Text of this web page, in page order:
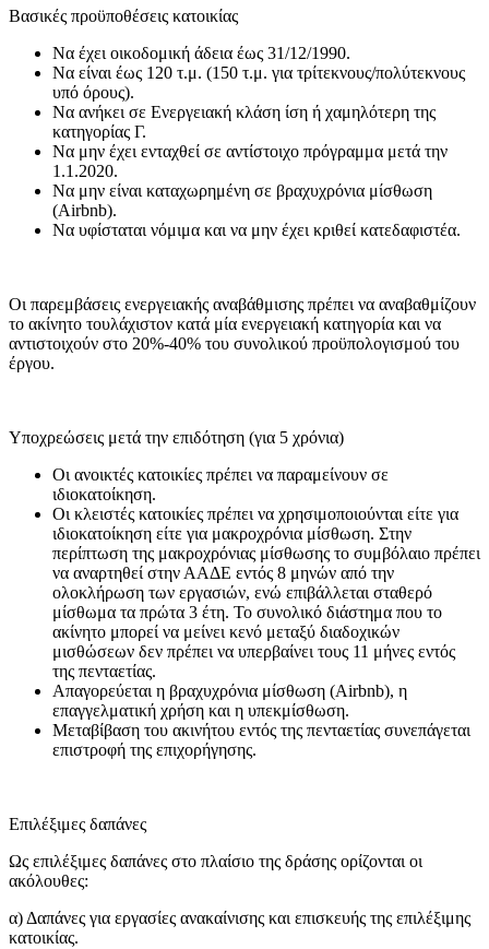
Βασικές προϋποθέσεις κατοικίας
Να έχει οικοδομική άδεια έως 31/12/1990.
Να είναι έως 120 τ.μ. (150 τ.μ. για τρίτεκνους/πολύτεκνους
υπό όρους).
Να ανήκει σε Ενεργειακή κλάση ίση ή χαμηλότερη της
κατηγορίας Γ.
Να μην έχει ενταχθεί σε αντίστοιχο πρόγραμμα μετά την
1.1.2020.
Να μην είναι καταχωρημένη σε βραχυχρόνια μίσθωση
(Airbnb).
Να υφίσταται νόμιμα και να μην έχει κριθεί κατεδαφιστέα.
Οι παρεμβάσεις ενεργειακής αναβάθμισης πρέπει να αναβαθμίζουν
το ακίνητο τουλάχιστον κατά μία ενεργειακή κατηγορία και να
αντιστοιχούν στο 20%-40% του συνολικού προϋπολογισμού του
έργου.
Υποχρεώσεις μετά την επιδότηση (για 5 χρόνια)
Οι ανοικτές κατοικίες πρέπει να παραμείνουν σε
ιδιοκατοίκηση.
Οι κλειστές κατοικίες πρέπει να χρησιμοποιούνται είτε για
ιδιοκατοίκηση είτε για μακροχρόνια μίσθωση. Στην
περίπτωση της μακροχρόνιας μίσθωσης το συμβόλαιο πρέπει
να αναρτηθεί στην ΑΑΔΕ εντός 8 μηνών από την
ολοκλήρωση των εργασιών, ενώ επιβάλλεται σταθερό
μίσθωμα τα πρώτα 3 έτη. Το συνολικό διάστημα που το
ακίνητο μπορεί να μείνει κενό μεταξύ διαδοχικών
μισθώσεων δεν πρέπει να υπερβαίνει τους 11 μήνες εντός
της πενταετίας.
Απαγορεύεται η βραχυχρόνια μίσθωση (Airbnb), η
επαγγελματική χρήση και η υπεκμίσθωση.
Μεταβίβαση του ακινήτου εντός της πενταετίας συνεπάγεται
επιστροφή της επιχορήγησης.
Επιλέξιμες δαπάνες
Ως επιλέξιμες δαπάνες στο πλαίσιο της δράσης ορίζονται οι
ακόλουθες:
α) Δαπάνες για εργασίες ανακαίνισης και επισκευής της επιλέξιμης
κατοικίας.